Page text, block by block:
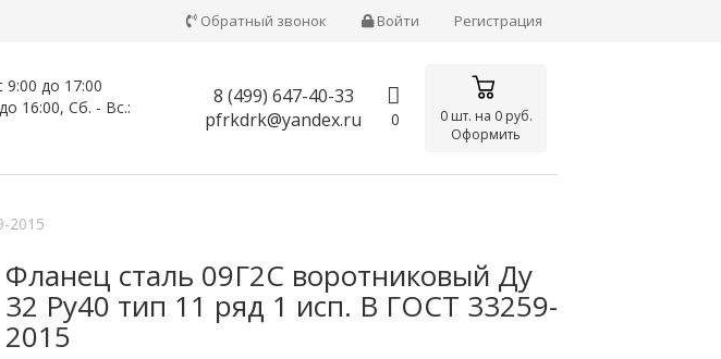
Обратный звонок Войти Регистрация
9:00 до 17:00
16:00, Сб. - Вс.:
8 (499) 647-40-33
pfrkdrk@yandex.ru
0 0 шт. на 0 руб.
Оформить
2015
Фланец сталь 09Г2С воротниковый Ду
32 Ру40 тип 11 ряд 1 исп. B ГОСТ 33259-
2015